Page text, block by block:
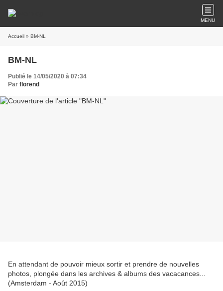
MENU
Accueil » BM-NL
BM-NL
Publié le 14/05/2020 à 07:34
Par florend
En attendant de pouvoir mieux sortir et prendre de nouvelles
photos, plongée dans les archives & albums des vacacances...
(Amsterdam - Août 2015)